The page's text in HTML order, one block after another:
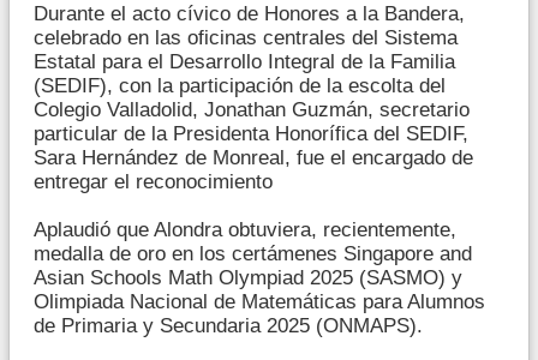
Durante el acto cívico de Honores a la Bandera,
celebrado en las oficinas centrales del Sistema
Estatal para el Desarrollo Integral de la Familia
(SEDIF), con la participación de la escolta del
Colegio Valladolid, Jonathan Guzmán, secretario
particular de la Presidenta Honorífica del SEDIF,
Sara Hernández de Monreal, fue el encargado de
entregar el reconocimiento
Aplaudió que Alondra obtuviera, recientemente,
medalla de oro en los certámenes Singapore and
Asian Schools Math Olympiad 2025 (SASMO) y
Olimpiada Nacional de Matemáticas para Alumnos
de Primaria y Secundaria 2025 (ONMAPS).